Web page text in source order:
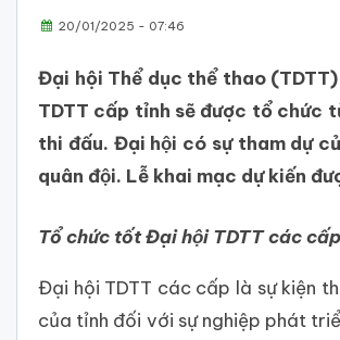
20/01/2025 - 07:46
Đại hội Thể dục thể thao
TDTT cấp tỉnh sẽ được tổ chức
thi đấu. Đại hội có sự tham dự
quân đội. Lễ khai mạc dự kiến
Tổ chức tốt Đại hội TDTT các cấp
Đại hội TDTT các cấp là sự kiện
của tỉnh đối với sự nghiệp phát